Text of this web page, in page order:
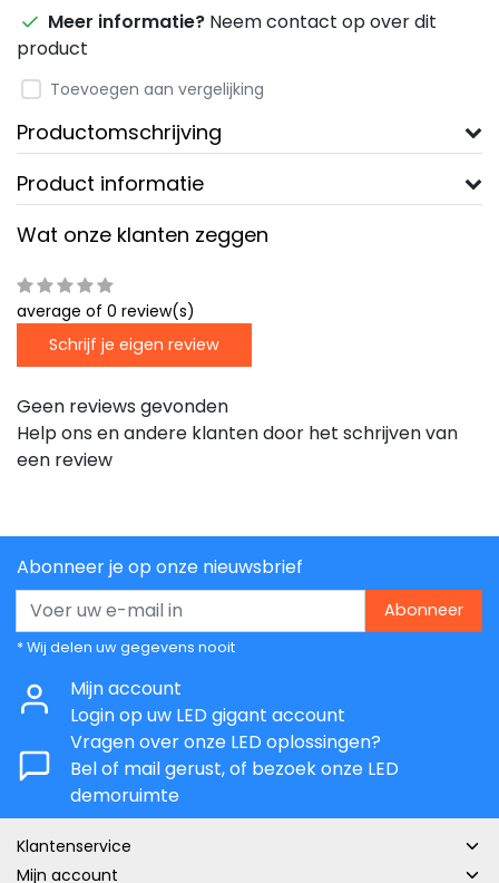
Meer informatie? Neem contact op over dit
product
Toevoegen aan vergelijking
Productomschrijving
Product informatie
Wat onze klanten zeggen
average of 0 review(s)
Schrijf je eigen review
Geen reviews gevonden
Help ons en andere klanten door het schrijven van
een review
Abonneer je op onze nieuwsbrief
Abonneer
* Wij delen uw gegevens nooit
Mijn account
Login op uw LED gigant account
Vragen over onze LED oplossingen?
Bel of mail gerust, of bezoek onze LED
demoruimte
Klantenservice
Mijn account